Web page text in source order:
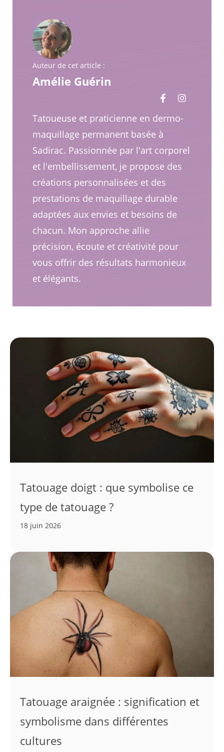
Auteur de cet article :
Amélie Guérin
Tatoueuse et praticienne en dermo-
maquillage permanent basée à
Sadirac. Passionnée par l'art corporel
et l'embellissement, je propose des
créations personnalisées et des
prestations de maquillage durable
adaptées aux envies et besoins de
chacun. Mon approche allie
précision, écoute et créativité pour
vous offrir des résultats harmonieux
et élégants.
Tatouage doigt : que symbolise ce
type de tatouage ?
18 juin 2026
Tatouage araignée : signification et
symbolisme dans différentes
cultures